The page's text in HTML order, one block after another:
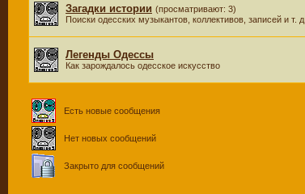
Загадки истории (просматривают: 3)
Поиски одесских музыкантов, коллективов, записей и т. д.
Легенды Одессы
Как зарождалось одесское искусство
Есть новые сообщения
Нет новых сообщений
Закрыто для сообщений